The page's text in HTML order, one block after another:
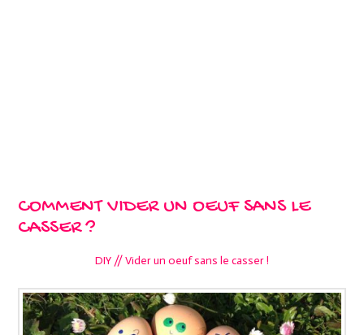
COMMENT VIDER UN OEUF SANS LE
CASSER ?
DIY // Vider un oeuf sans le casser !